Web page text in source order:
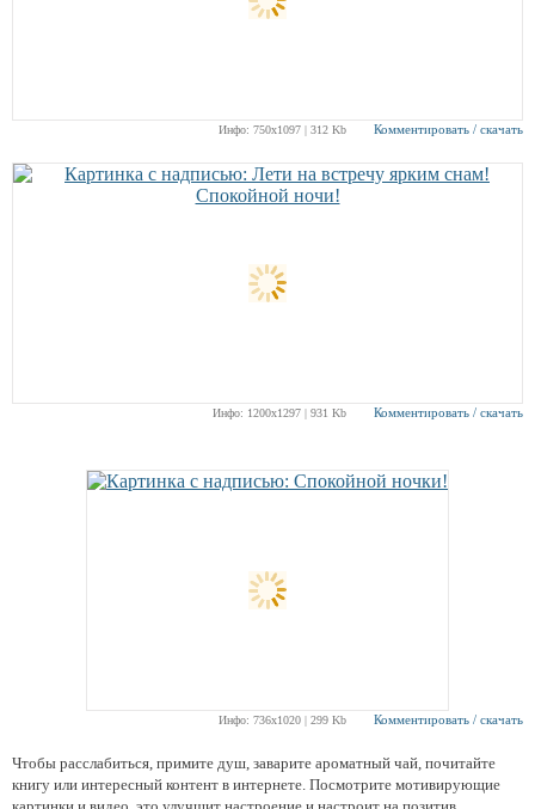
Инфо: 750х1097 | 312 Kb Комментировать / скачать
Инфо: 1200х1297 | 931 Kb Комментировать / скачать
Инфо: 736х1020 | 299 Kb Комментировать / скачать
Чтобы расслабиться, примите душ, заварите ароматный чай, почитайте
книгу или интересный контент в интернете. Посмотрите мотивирующие